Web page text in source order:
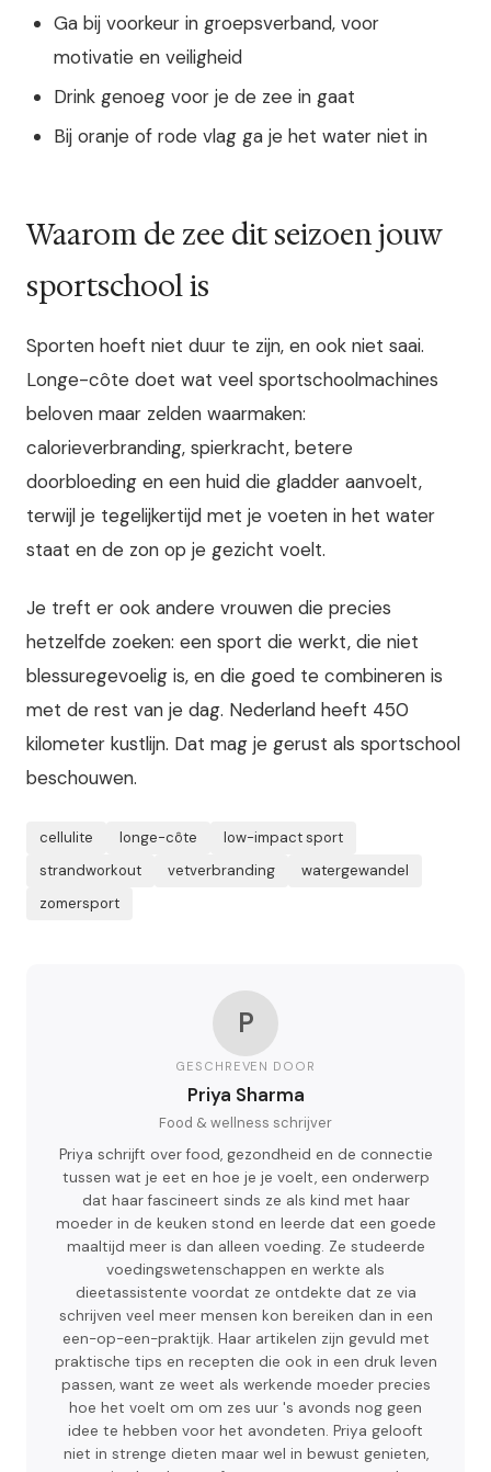
Ga bij voorkeur in groepsverband, voor
motivatie en veiligheid
Drink genoeg voor je de zee in gaat
Bij oranje of rode vlag ga je het water niet in
Waarom de zee dit seizoen jouw
sportschool is
Sporten hoeft niet duur te zijn, en ook niet saai.
Longe-côte doet wat veel sportschoolmachines
beloven maar zelden waarmaken:
calorieverbranding, spierkracht, betere
doorbloeding en een huid die gladder aanvoelt,
terwijl je tegelijkertijd met je voeten in het water
staat en de zon op je gezicht voelt.
Je treft er ook andere vrouwen die precies
hetzelfde zoeken: een sport die werkt, die niet
blessuregevoelig is, en die goed te combineren is
met de rest van je dag. Nederland heeft 450
kilometer kustlijn. Dat mag je gerust als sportschool
beschouwen.
cellulite longe-côte
low-impact sport
strandworkout
vetverbranding
watergewandel
zomersport
P
GESCHREVEN DOOR
Priya Sharma
Food & wellness schrijver
Priya schrijft over food, gezondheid en de connectie
tussen wat je eet en hoe je je voelt, een onderwerp
dat haar fascineert sinds ze als kind met haar
moeder in de keuken stond en leerde dat een goede
maaltijd meer is dan alleen voeding. Ze studeerde
voedingswetenschappen en werkte als
dieetassistente voordat ze ontdekte dat ze via
schrijven veel meer mensen kon bereiken dan in een
een-op-een-praktijk. Haar artikelen zijn gevuld met
praktische tips en recepten die ook in een druk leven
passen, want ze weet als werkende moeder precies
hoe het voelt om om zes uur 's avonds nog geen
idee te hebben voor het avondeten. Priya gelooft
niet in strenge dieten maar wel in bewust genieten,